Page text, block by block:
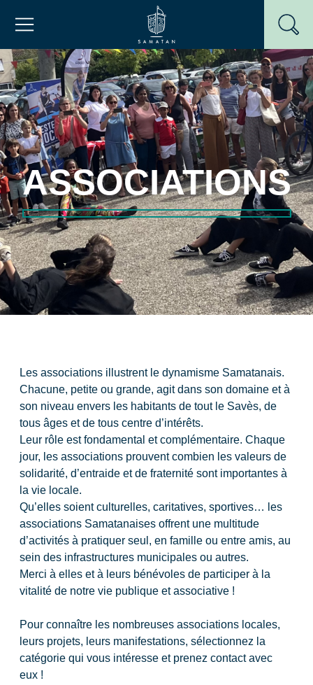
Mairie de Samatan
ASSOCIATIONS
Les associations illustrent le dynamisme Samatanais.
Chacune, petite ou grande, agit dans son domaine et à
son niveau envers les habitants de tout le Savès, de
tous âges et de tous centre d’intérêts.
Leur rôle est fondamental et complémentaire. Chaque
jour, les associations prouvent combien les valeurs de
solidarité, d’entraide et de fraternité sont importantes à
la vie locale.
Qu’elles soient culturelles, caritatives, sportives… les
associations Samatanaises offrent une multitude
d’activités à pratiquer seul, en famille ou entre amis, au
sein des infrastructures municipales ou autres.
Merci à elles et à leurs bénévoles de participer à la
vitalité de notre vie publique et associative !
Pour connaître les nombreuses associations locales,
leurs projets, leurs manifestations, sélectionnez la
catégorie qui vous intéresse et prenez contact avec
eux !